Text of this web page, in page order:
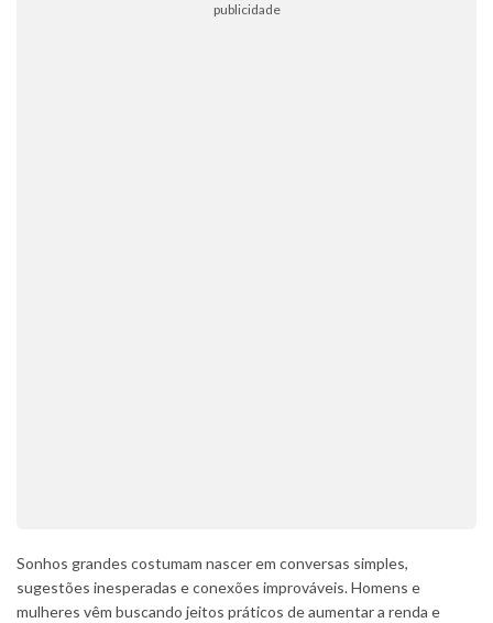
publicidade
Sonhos grandes costumam nascer em conversas simples,
sugestões inesperadas e conexões improváveis. Homens e
mulheres vêm buscando jeitos práticos de aumentar a renda e